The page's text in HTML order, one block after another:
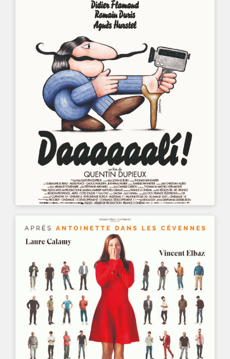
UN FILM DE
QUENTIN DUPIEUX
UN FILM DE